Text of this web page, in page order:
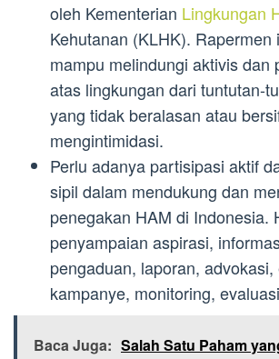
oleh Kementerian Lingkungan
Kehutanan (KLHK). Rapermen
mampu melindungi aktivis dan
atas lingkungan dari tuntutan-
yang tidak beralasan atau
mengintimidasi.
Perlu adanya partisipasi aktif
sipil dalam mendukung dan
penegakan HAM di Indonesia.
penyampaian aspirasi,
pengaduan, laporan, advokasi,
kampanye, monitoring,
Baca Juga: Salah Satu Paham